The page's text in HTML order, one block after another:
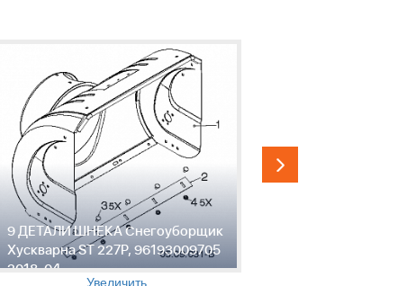
9 ДЕТАЛИ ШНЕКА Снегоуборщик
Хускварна ST 227P, 96193009705
2018-04
Увеличить